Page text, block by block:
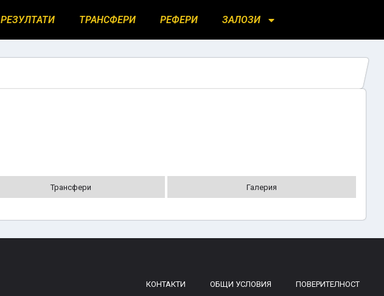
РЕЗУЛТАТИ ТРАНСФЕРИ РЕФЕРИ ЗАЛОЗИ
Трансфери Галерия
КОНТАКТИ ОБЩИ УСЛОВИЯ ПОВЕРИТЕЛНОСТ